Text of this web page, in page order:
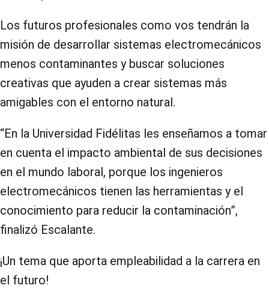
Los futuros profesionales como vos tendrán la
misión de desarrollar sistemas electromecánicos
menos contaminantes y buscar soluciones
creativas que ayuden a crear sistemas más
amigables con el entorno natural.
“En la Universidad Fidélitas les enseñamos a tomar
en cuenta el impacto ambiental de sus decisiones
en el mundo laboral, porque los ingenieros
electromecánicos tienen las herramientas y el
conocimiento para reducir la contaminación”,
finalizó Escalante.
¡Un tema que aporta empleabilidad a la carrera en
el futuro!